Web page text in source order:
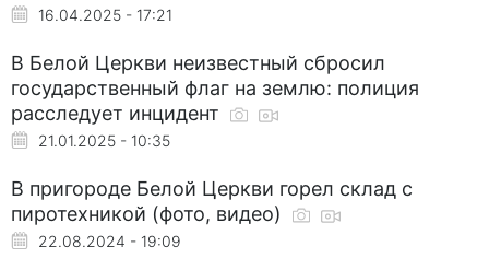
16.04.2025 - 17:21
В Белой Церкви неизвестный сбросил
государственный флаг на землю: полиция
расследует инцидент
21.01.2025 - 10:35
В пригороде Белой Церкви горел склад с
пиротехникой (фото, видео)
22.08.2024 - 19:09